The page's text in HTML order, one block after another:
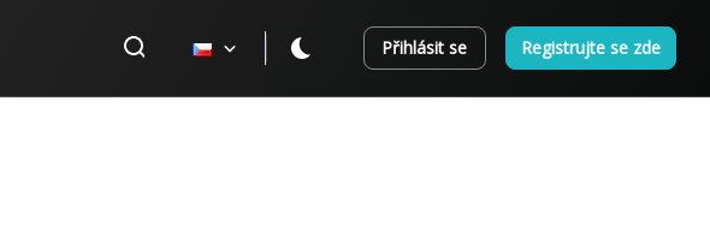
Přihlásit se Registrujte se zde